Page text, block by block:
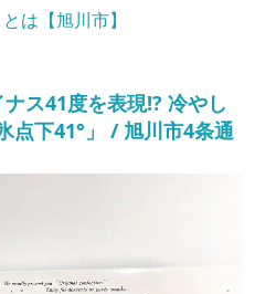
は【旭川市】
ス41度を表現!? 冷やし
点下41°」 / 旭川市4条通